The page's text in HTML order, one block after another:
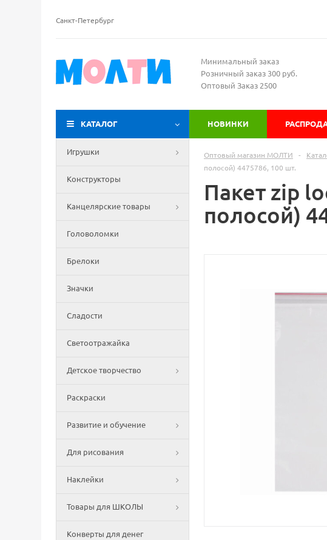
Санкт-Петербург
Минимальный заказ
Розничный заказ 300 руб.
Оптовый Заказ 2500
КАТАЛОГ НОВИНКИ
Игрушки
Конструкторы
Канцелярские товары
Головоломки
Брелоки
Значки
Сладости
Светоотражайка
Детское творчество
Раскраски
Развитие и обучение
Для рисования
Наклейки
Товары для ШКОЛЫ
Конверты для денег
Оптовый магазин МОЛТИ -
полосой) 4475786, 100 шт.
Пакет zip
полосой)